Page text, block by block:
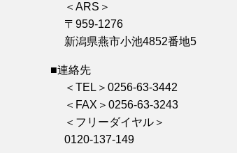
＜ARS＞
〒959-1276
新潟県燕市小池4852番地5
■連絡先
＜TEL＞0256-63-3442
＜FAX＞0256-63-3243
＜フリーダイヤル＞
0120-137-149